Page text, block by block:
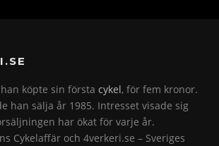
köpte sin förstacykel, för fem kronor.
han sälja år 1985. Intresset visade sig
har ökat för varje år.
Cykelaffär och 4verkeri.se – Sveriges